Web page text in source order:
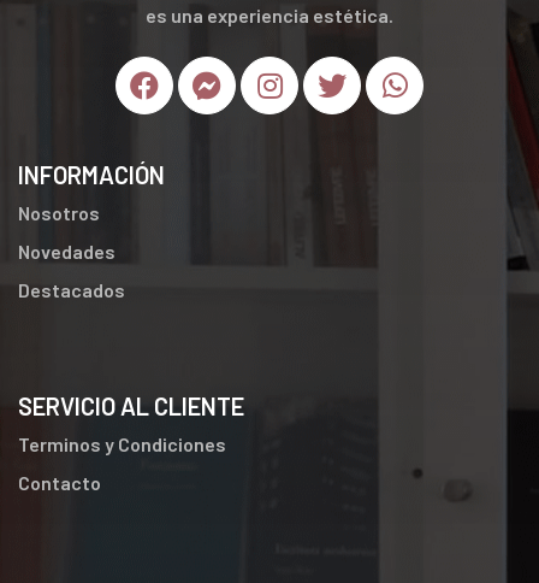
es una experiencia estética.
INFORMACIÓN
Nosotros
Novedades
Destacados
SERVICIO AL CLIENTE
Terminos y Condiciones
Contacto